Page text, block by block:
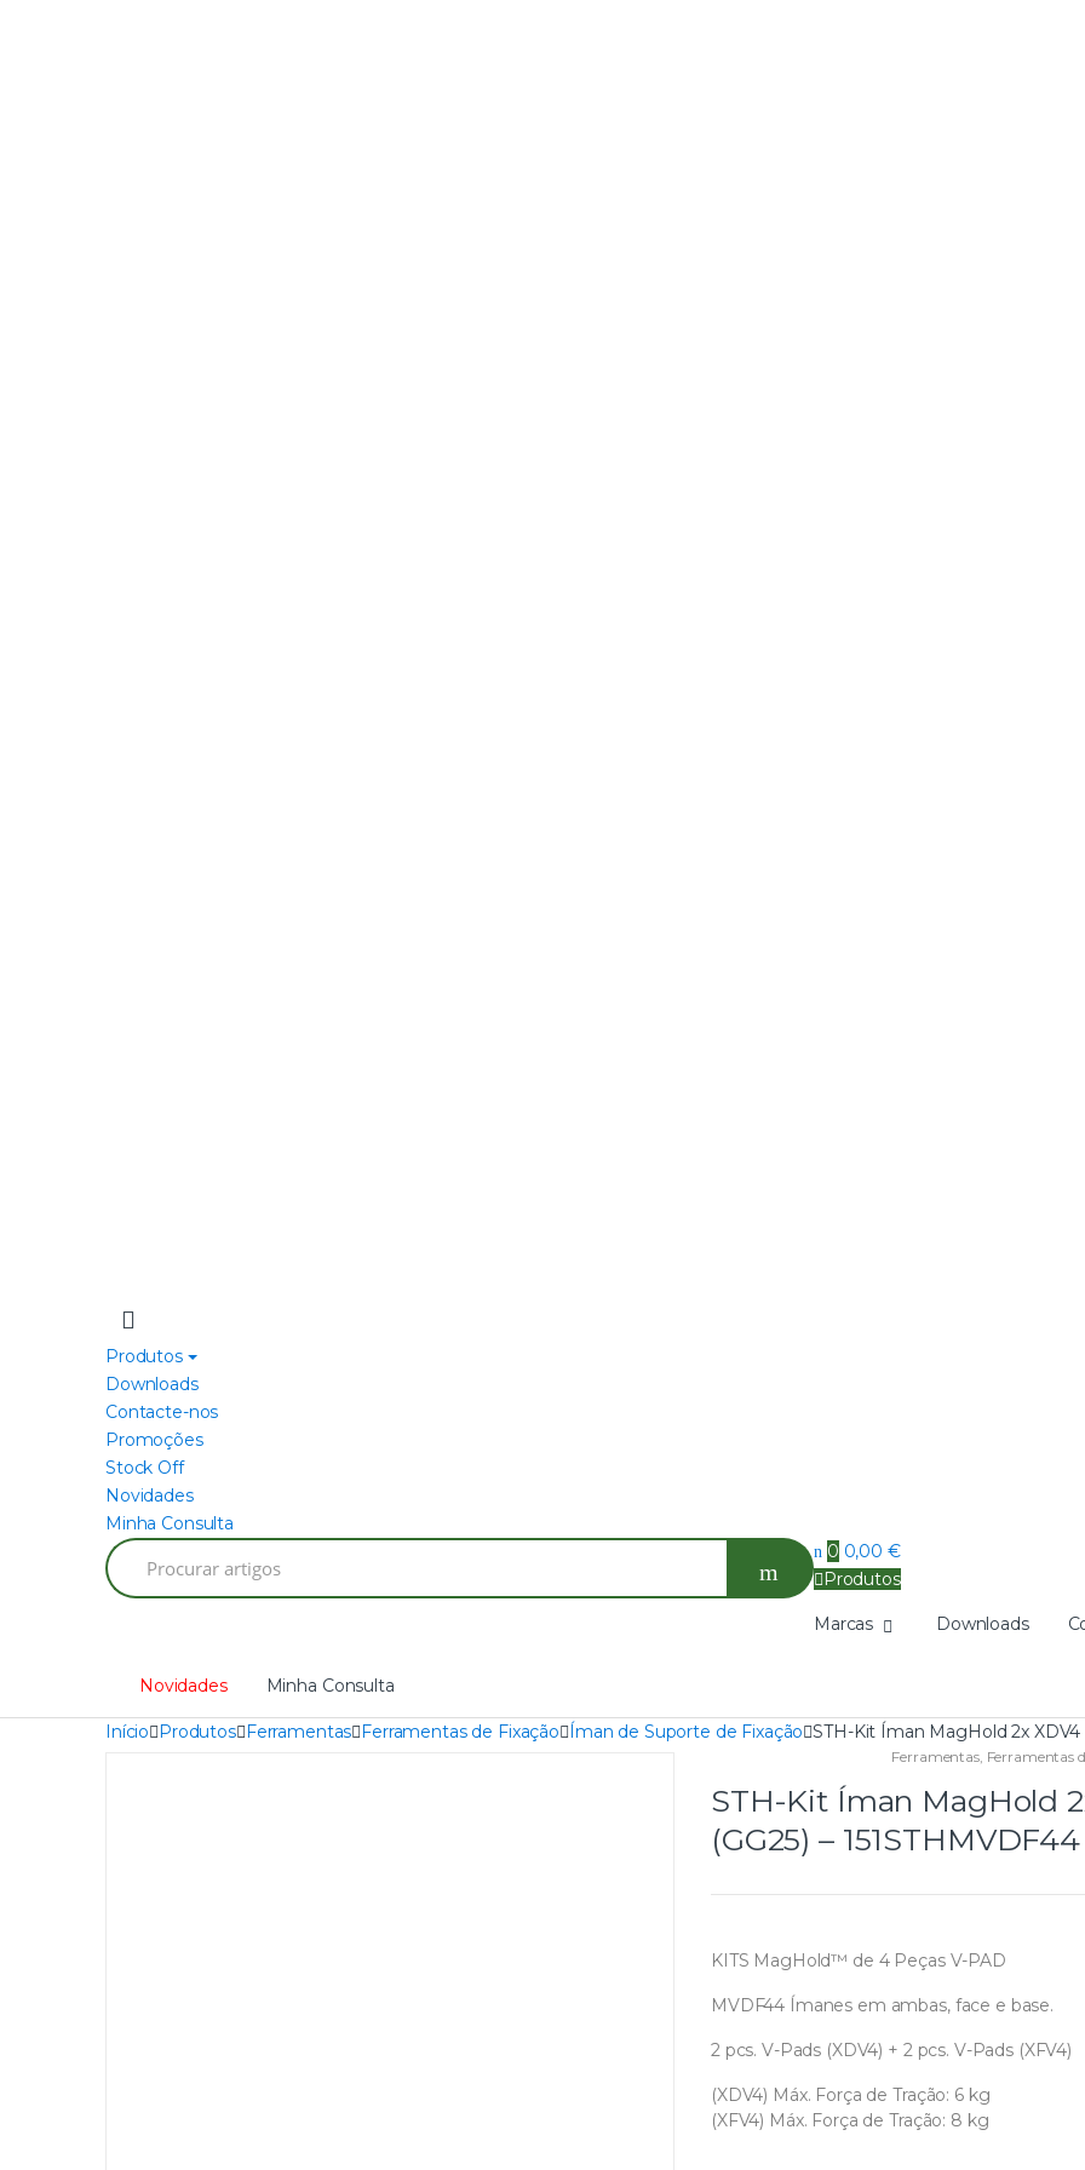
Produtos
Downloads
Contacte-nos
Promoções
Stock Off
Novidades
Minha Consulta
Search
for:
0 0,00 €
Produtos
Marcas Downloads
Novidades Minha Consulta
Início Produtos Ferramentas Ferramentas de Fixação Íman de Suporte de Fixação STH-Kit Íman MagHold 2x XDV4
Ferramentas, Ferramentas
STH-Kit Íman MagHold
(GG25) – 151STHMVDF44
KITS MagHold™ de 4 Peças V-PAD
MVDF44 Ímanes em ambas, face e base.
2 pcs. V-Pads (XDV4) + 2 pcs. V-Pads (XFV4)
(XDV4) Máx. Força de Tração: 6 kg
(XFV4) Máx. Força de Tração: 8 kg